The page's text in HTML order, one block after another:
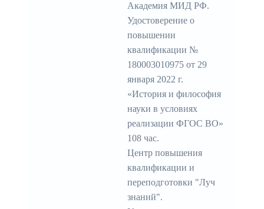
Академия МИД РФ.
Удостоверение о
повышении
квалификации №
180003010975 от 29
января 2022 г.
«История и философия
науки в условиях
реализации ФГОС ВО»
108 час.
Центр повышения
квалификации и
переподготовки "Луч
знаний".